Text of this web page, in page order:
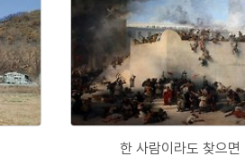
한 사람이라도 찾으면